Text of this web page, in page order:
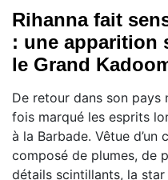
Rihanna fait
: une apparition
le Grand
De retour dans son pays
fois marqué les esprits
à la Barbade. Vêtue
composé de plumes, de
détails scintillants, la star